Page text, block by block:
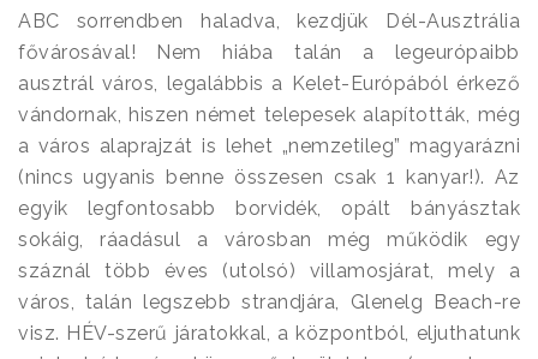
ABC sorrendben haladva, kezdjük Dél-Ausztrália
fővárosával! Nem hiába talán a legeurópaibb
ausztrál város, legalábbis a Kelet-Európából érkező
vándornak, hiszen német telepesek alapították, még
a város alaprajzát is lehet „nemzetileg” magyarázni
(nincs ugyanis benne összesen csak 1 kanyar!). Az
egyik legfontosabb borvidék, opált bányásztak
sokáig, ráadásul a városban még működik egy
száznál több éves (utolsó) villamosjárat, mely a
város, talán legszebb strandjára, Glenelg Beach-re
visz. HÉV-szerű járatokkal, a központból, eljuthatunk